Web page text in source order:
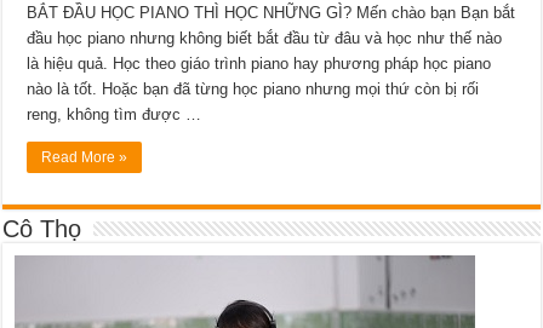
BẮT ĐẦU HỌC PIANO THÌ HỌC NHỮNG GÌ? Mến chào bạn Bạn bắt
đầu học piano nhưng không biết bắt đầu từ đâu và học như thế nào
là hiệu quả. Học theo giáo trình piano hay phương pháp học piano
nào là tốt. Hoặc bạn đã từng học piano nhưng mọi thứ còn bị rối
reng, không tìm được …
Read More »
Cô Thọ